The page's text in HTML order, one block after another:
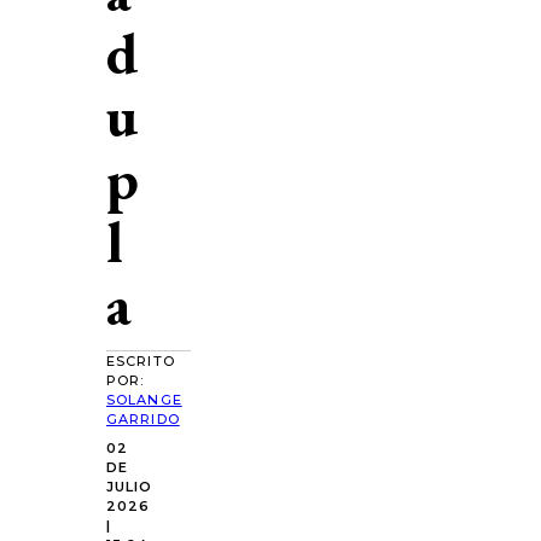
d
u
p
l
a
ESCRITO
POR:
SOLANGE
GARRIDO
02
DE
JULIO
2026
|